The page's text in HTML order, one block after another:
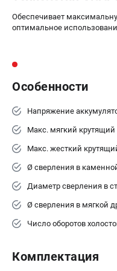
+7 (911) 360-
Обеспечивает
оптимальное
Особенности
Напряжение
Макс. мягкий
Макс. жесткий
Ø сверления в
Диаметр сверления в
Ø сверления в мягкой
Число оборотов
Комплектация